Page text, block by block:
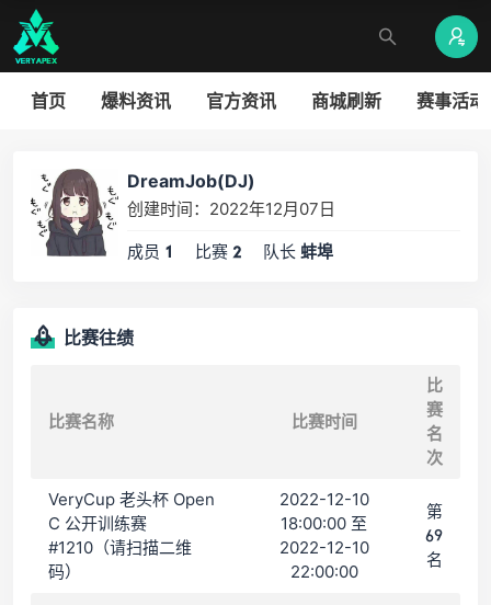
首页 爆料资讯 官方资讯 商城刷新 赛事活动
DreamJob(DJ)
创建时间：2022年12月07日
成员 1 比赛 2 队长 蚌埠
比赛往绩
比赛名称 比赛时间
比
赛
名
次
VeryCup 老头杯 Open
C 公开训练赛
#1210（请扫描二维
码）
2022-12-10
18:00:00 至
2022-12-10
22:00:00
第
69
名